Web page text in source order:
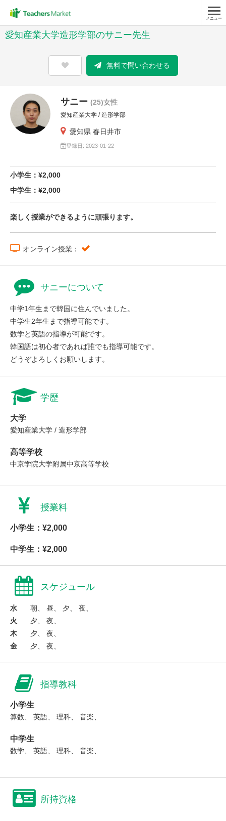
メニュー
愛知産業大学造形学部のサニー先生
無料で問い合わせる
サニー (25)女性
愛知産業大学 / 造形学部
愛知県 春日井市
登録日: 2023-01-22
小学生：¥2,000
中学生：¥2,000
楽しく授業ができるように頑張ります。
オンライン授業：
サニーについて
中学1年生まで韓国に住んでいました。
中学生2年生まで指導可能です。
数学と英語の指導が可能です。
韓国語は初心者であれば誰でも指導可能です。
どうぞよろしくお願いします。
学歴
大学
愛知産業大学 / 造形学部
高等学校
中京学院大学附属中京高等学校
授業料
小学生：¥2,000
中学生：¥2,000
スケジュール
水
朝、 昼、 夕、 夜、
火
夕、 夜、
木
夕、 夜、
金
夕、 夜、
指導教科
小学生
算数、 英語、 理科、 音楽、
中学生
数学、 英語、 理科、 音楽、
所持資格